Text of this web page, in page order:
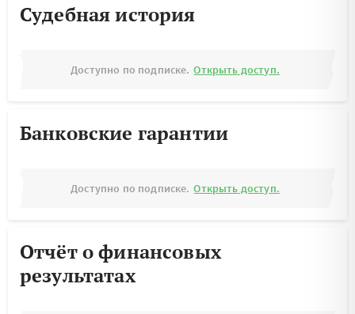
Судебная история
Доступно по подписке. Открыть доступ.
Банковские гарантии
Доступно по подписке. Открыть доступ.
Отчёт о финансовых
результатах